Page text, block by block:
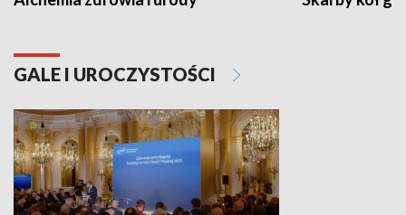
GALE I UROCZYSTOŚCI